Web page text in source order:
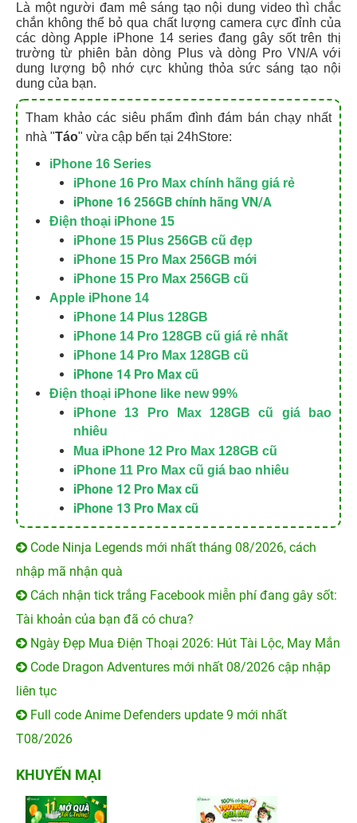
Là một người đam mê sáng tạo nội dung video thì chắc
chắn không thể bỏ qua chất lượng camera cực đỉnh của
các dòng Apple iPhone 14 series đang gây sốt trên thị
trường từ phiên bản dòng Plus và dòng Pro VN/A với
dung lượng bộ nhớ cực khủng thỏa sức sáng tạo nội
dung của bạn.
Tham khảo các siêu phẩm đình đám bán chạy nhất
nhà "Táo" vừa cập bến tại 24hStore:
iPhone 16 Series
iPhone 16 Pro Max chính hãng giá rẻ
iPhone 16 256GB chính hãng VN/A
Điện thoại iPhone 15
iPhone 15 Plus 256GB cũ đẹp
iPhone 15 Pro Max 256GB mới
iPhone 15 Pro Max 256GB cũ
Apple iPhone 14
iPhone 14 Plus 128GB
iPhone 14 Pro 128GB cũ giá rẻ nhất
iPhone 14 Pro Max 128GB cũ
iPhone 14 Pro Max cũ
Điện thoại iPhone like new 99%
iPhone 13 Pro Max 128GB cũ giá bao
nhiêu
Mua iPhone 12 Pro Max 128GB cũ
iPhone 11 Pro Max cũ giá bao nhiêu
iPhone 12 Pro Max cũ
iPhone 13 Pro Max cũ
Code Ninja Legends mới nhất tháng 08/2026, cách
nhập mã nhận quà
Cách nhận tick trắng Facebook miễn phí đang gây sốt:
Tài khoản của bạn đã có chưa?
Ngày Đẹp Mua Điện Thoại 2026: Hút Tài Lộc, May Mắn
Code Dragon Adventures mới nhất 08/2026 cập nhập
liên tục
Full code Anime Defenders update 9 mới nhất
T08/2026
KHUYẾN MẠI